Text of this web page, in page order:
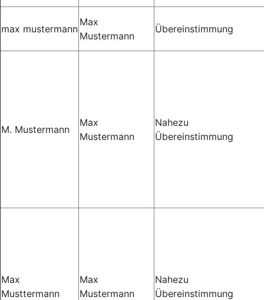
max mustermann
Max
Mustermann
Übereinstimmung
M. Mustermann
Max
Mustermann
Nahezu
Übereinstimmung
Max
Musttermann
Max
Mustermann
Nahezu
Übereinstimmung